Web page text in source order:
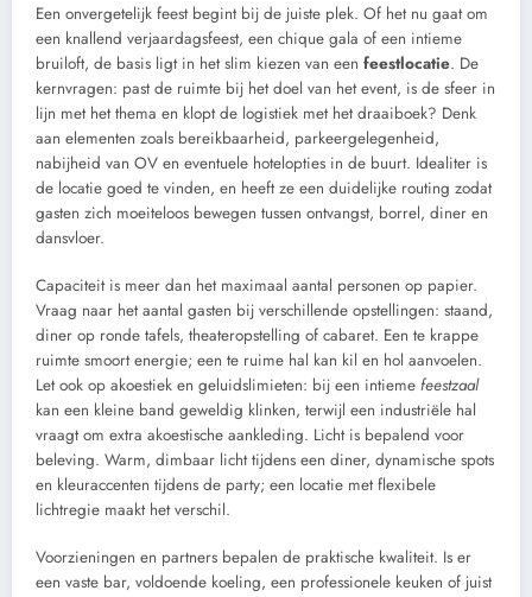
Een onvergetelijk feest begint bij de juiste plek. Of het nu gaat om
een knallend verjaardagsfeest, een chique gala of een intieme
bruiloft, de basis ligt in het slim kiezen van een feestlocatie. De
kernvragen: past de ruimte bij het doel van het event, is de sfeer in
lijn met het thema en klopt de logistiek met het draaiboek? Denk
aan elementen zoals bereikbaarheid, parkeergelegenheid,
nabijheid van OV en eventuele hotelopties in de buurt. Idealiter is
de locatie goed te vinden, en heeft ze een duidelijke routing zodat
gasten zich moeiteloos bewegen tussen ontvangst, borrel, diner en
dansvloer.
Capaciteit is meer dan het maximaal aantal personen op papier.
Vraag naar het aantal gasten bij verschillende opstellingen: staand,
diner op ronde tafels, theateropstelling of cabaret. Een te krappe
ruimte smoort energie; een te ruime hal kan kil en hol aanvoelen.
Let ook op akoestiek en geluidslimieten: bij een intieme feestzaal
kan een kleine band geweldig klinken, terwijl een industriële hal
vraagt om extra akoestische aankleding. Licht is bepalend voor
beleving. Warm, dimbaar licht tijdens een diner, dynamische spots
en kleuraccenten tijdens de party; een locatie met flexibele
lichtregie maakt het verschil.
Voorzieningen en partners bepalen de praktische kwaliteit. Is er
een vaste bar, voldoende koeling, een professionele keuken of juist